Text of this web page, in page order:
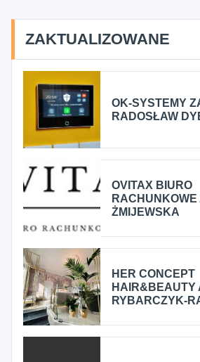
ZAKTUALIZOWANE
OK-SYSTEMY
RADOSŁAW
OVITAX BIURO
ŻMIJEWSKA
HER CONCEPT
RYBARCZYK-